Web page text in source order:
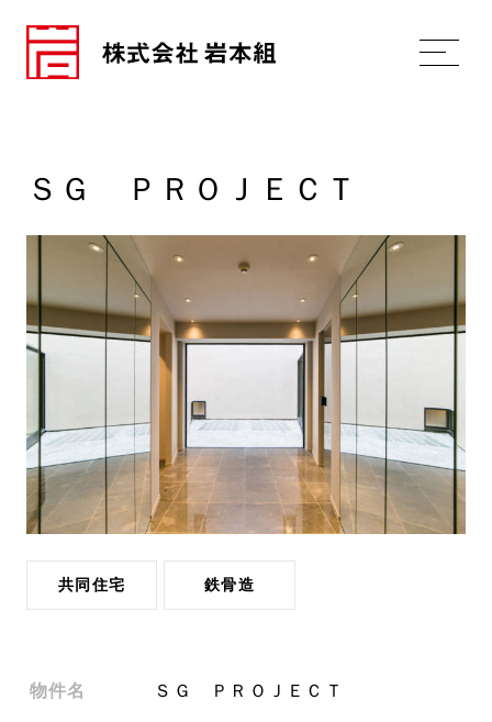
ＳＧ ＰＲＯＪＥＣＴ
共同住宅 鉄骨造
物件名 ＳＧ ＰＲＯＪＥＣＴ